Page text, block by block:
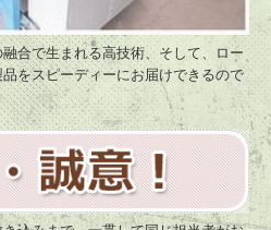
合で生まれる高技術、そして、ロー
をスピーディーにお届けできるので